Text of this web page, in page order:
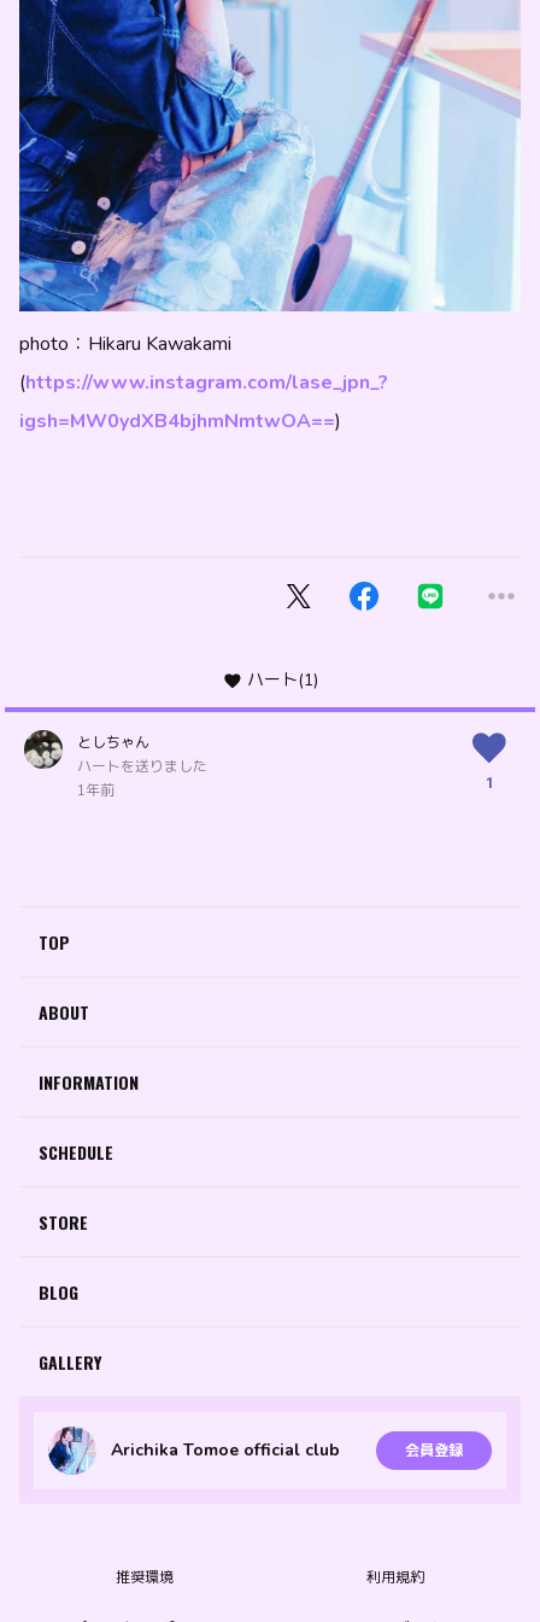
photo：Hikaru Kawakami
(https://www.instagram.com/lase_jpn_?
igsh=MW0ydXB4bjhmNmtwOA==)
ハート(1)
としちゃん
ハートを送りました
1年前
1
TOP
ABOUT
INFORMATION
SCHEDULE
STORE
BLOG
GALLERY
Arichika Tomoe official club 会員登録
推奨環境 利用規約